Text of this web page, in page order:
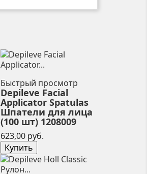
Быстрый просмотр
Depileve Facial
Applicator Spatulas
Шпатели для лица
(100 шт) 1208009
623,00 руб.Цена
Купить